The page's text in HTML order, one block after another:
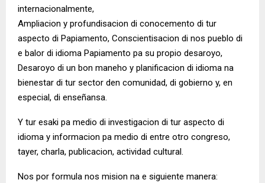
internacionalmente,
Ampliacion y profundisacion di conocemento di tur
aspecto di Papiamento, Conscientisacion di nos pueblo di
e balor di idioma Papiamento pa su propio desaroyo,
Desaroyo di un bon maneho y planificacion di idioma na
bienestar di tur sector den comunidad, di gobierno y, en
especial, di enseñansa.
Y tur esaki pa medio di investigacion di tur aspecto di
idioma y informacion pa medio di entre otro congreso,
tayer, charla, publicacion, actividad cultural.
Nos por formula nos mision na e siguiente manera: